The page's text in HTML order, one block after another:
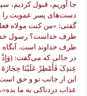
جا آوریم، قبول کردیم،
دست‌های پسر عمویت را
گفتی: «من کنت مولاه
طرف خداست؟ رسول خدا
طرف خداوند است.
در حالی که می‌گفت: (وَإِذْ
این از جانب تو و حق
عذاب دردناکی به ما بده»،